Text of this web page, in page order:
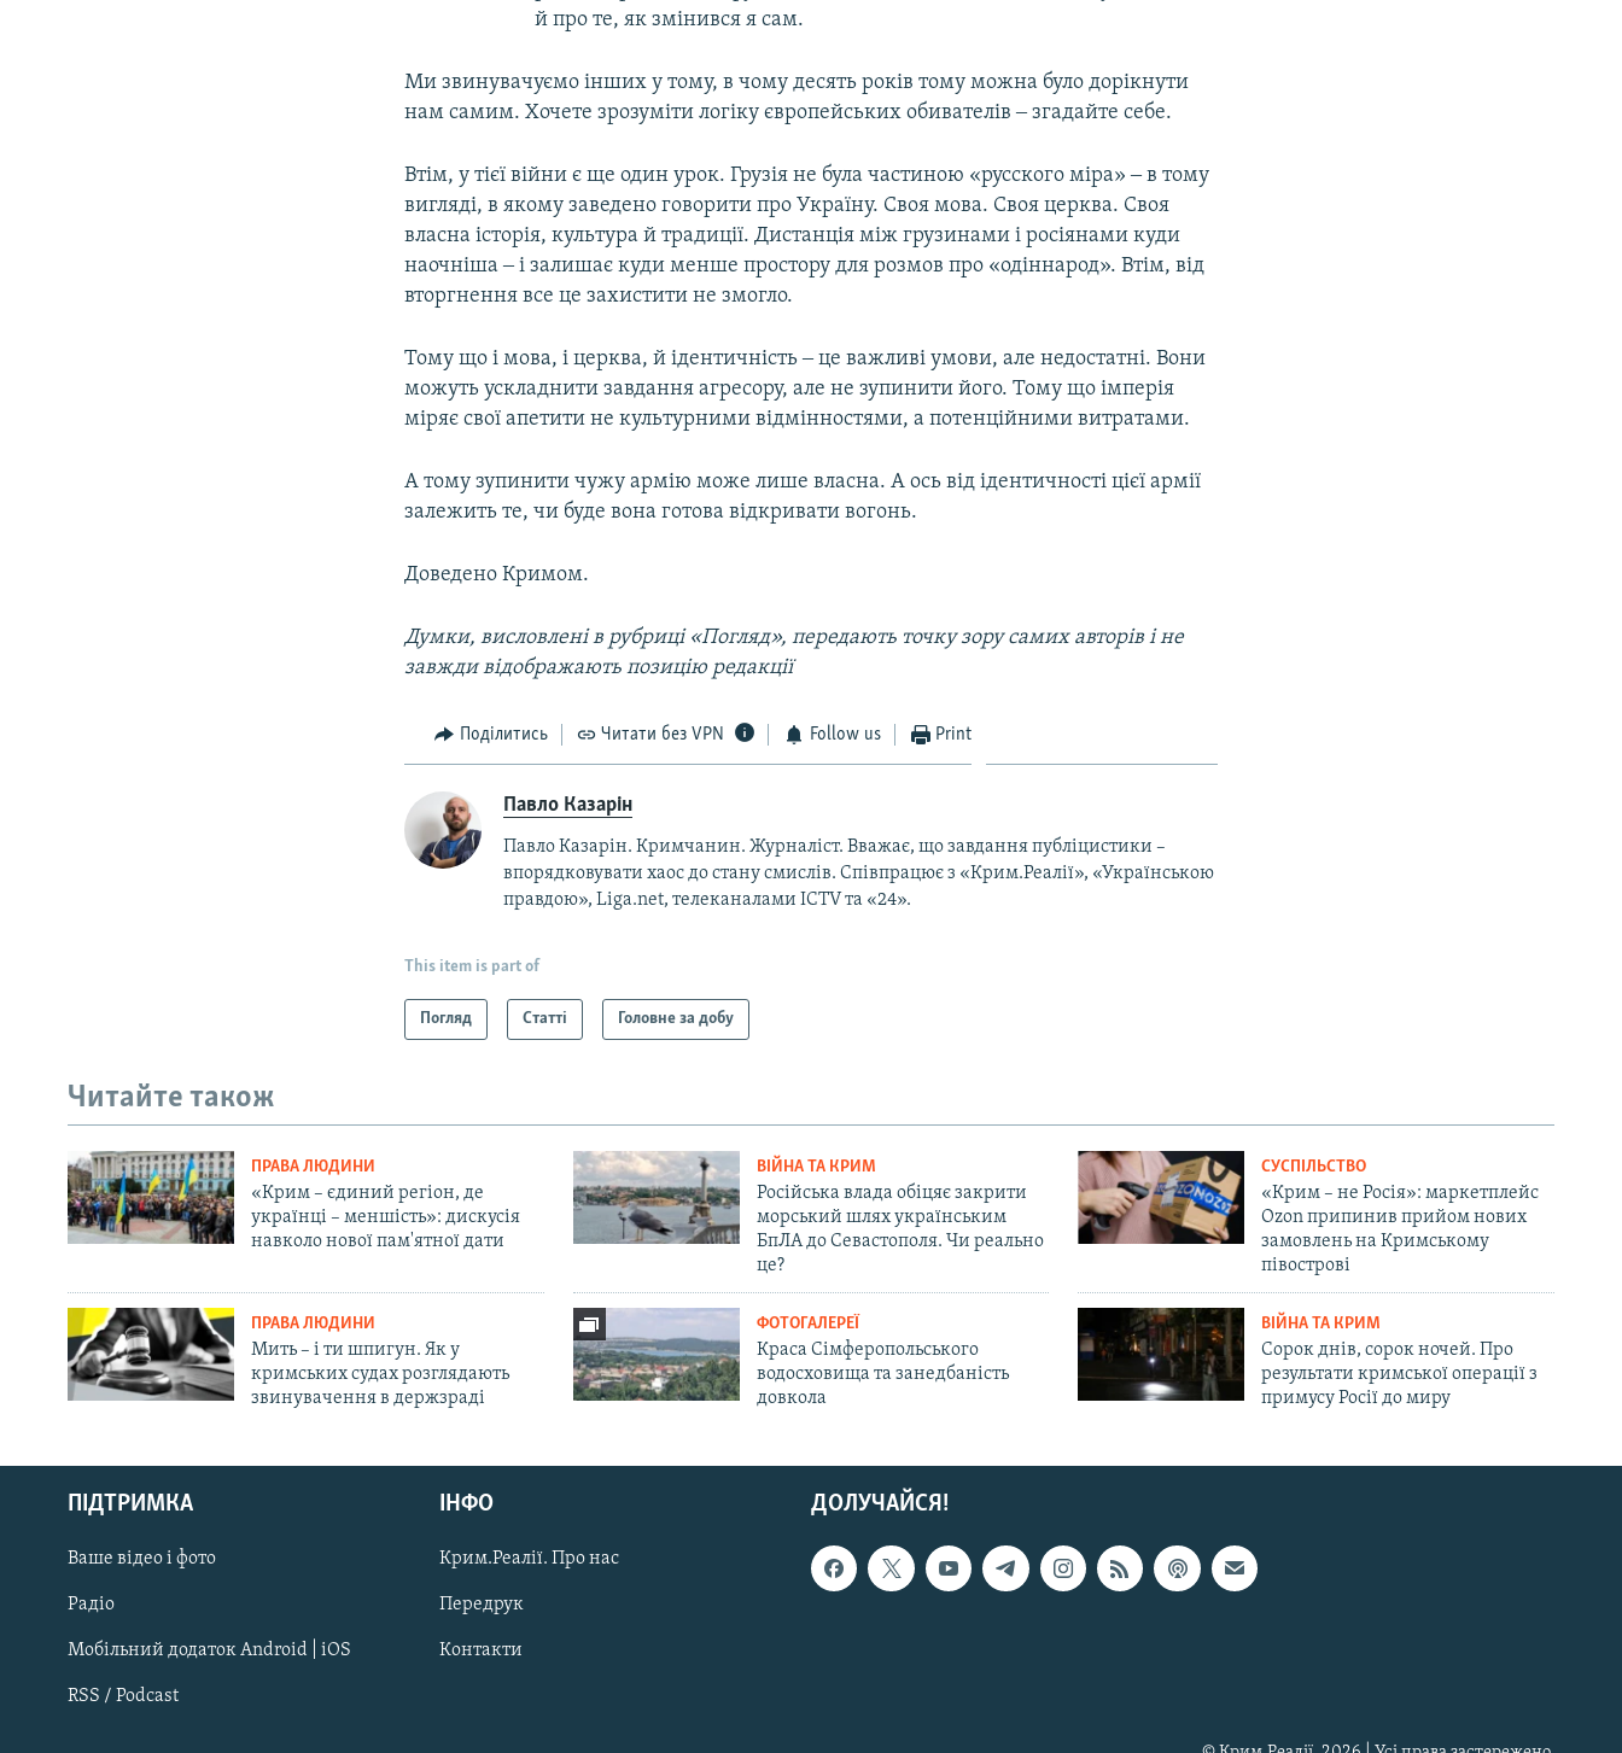
Русский
Qırımtatar
ДОЛУЧАЙСЯ!
й про те, як змінився я сам.
Ми звинувачуємо інших у тому, в чому десять років тому можна було дорікнути
нам самим. Хочете зрозуміти логіку європейських обивателів ‒ згадайте себе.
Втім, у тієї війни є ще один урок. Грузія не була частиною «русского міра» ‒ в тому
вигляді, в якому заведено говорити про Україну. Своя мова. Своя церква. Своя
власна історія, культура й традиції. Дистанція між грузинами і росіянами куди
наочніша ‒ і залишає куди менше простору для розмов про «одіннарод». Втім, від
вторгнення все це захистити не змогло.
Тому що і мова, і церква, й ідентичність ‒ це важливі умови, але недостатні. Вони
можуть ускладнити завдання агресору, але не зупинити його. Тому що імперія
міряє свої апетити не культурними відмінностями, а потенційними витратами.
А тому зупинити чужу армію може лише власна. А ось від ідентичності цієї армії
залежить те, чи буде вона готова відкривати вогонь.
Доведено Кримом.
Думки, висловлені в рубриці «Погляд», передають точку зору самих авторів і не
завжди відображають позицію редакції
Поділитись Читати без VPN Follow us Print
Павло Казарін
Павло Казарін. Кримчанин. Журналіст. Вважає, що завдання публіцистики –
впорядковувати хаос до стану смислів. Співпрацює з «Крим.Реалії», «Українською
правдою», Liga.net, телеканалами ICTV та «24».
This item is part of
Погляд Статті Головне за добу
Читайте також
ПРАВА ЛЮДИНИ
«Крим – єдиний регіон, де
українці – меншість»: дискусія
навколо нової пам'ятної дати
ВІЙНА ТА КРИМ
Російська влада обіцяє закрити
морський шлях українським
БпЛА до Севастополя. Чи реально
це?
СУСПІЛЬСТВО
«Крим – не Росія»: маркетплейс
Ozon припинив прийом нових
замовлень на Кримському
півострові
ПРАВА ЛЮДИНИ
Мить – і ти шпигун. Як у
кримських судах розглядають
звинувачення в держзраді
ФОТОГАЛЕРЕЇ
Краса Сімферопольського
водосховища та занедбаність
довкола
ВІЙНА ТА КРИМ
Сорок днів, сорок ночей. Про
результати кримської операції з
примусу Росії до миру
ДОЛУЧАЙСЯ!
ПІДТРИМКА
Ваше відео і фото
Радіо
Мобільний додаток Android | iOS
RSS / Podcast
ІНФО
Крим.Реалії. Про нас
Передрук
Контакти